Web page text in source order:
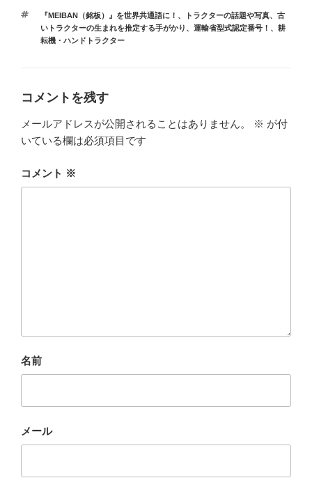
リ
ー
タ
グ
『MEIBAN（銘板）』を世界共通語に！ 、 トラクターの話題や写真、 古
いトラクターの生まれを推定する手がかり、運輸省型式認定番号！ 、 耕
耘機・ハンドトラクター
コメントを残す
メールアドレスが公開されることはありません。 ※ が付
いている欄は必須項目です
コメント ※
名前
メール